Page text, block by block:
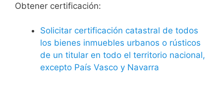
Obtener certificación:
Solicitar certificación catastral de todos
los bienes inmuebles urbanos o rústicos
de un titular en todo el territorio nacional,
excepto País Vasco y Navarra